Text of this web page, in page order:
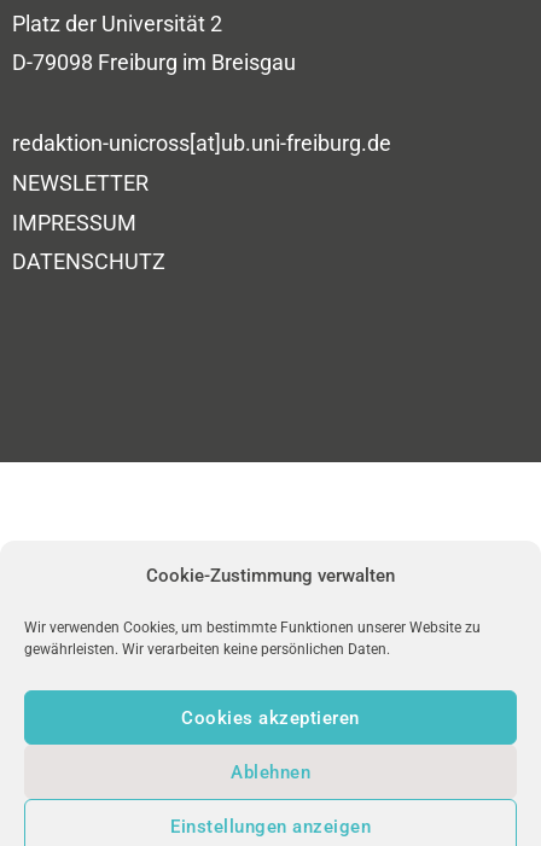
Cookie-Zustimmung verwalten
Wir verwenden Cookies, um bestimmte Funktionen unserer Website zu
gewährleisten. Wir verarbeiten keine persönlichen Daten.
Cookies akzeptieren
Ablehnen
Einstellungen anzeigen
Platz der Universität 2
D-79098 Freiburg im Breisgau
redaktion-unicross[at]ub.uni-freiburg.de
NEWSLETTER
IMPRESSUM
DATENSCHUTZ